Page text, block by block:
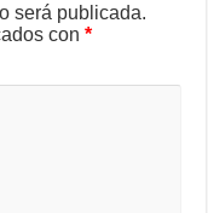
será publicada.
con*